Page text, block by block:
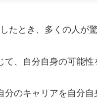
たとき、多くの人が
て、自分自身の可能性
分のキャリアを自分